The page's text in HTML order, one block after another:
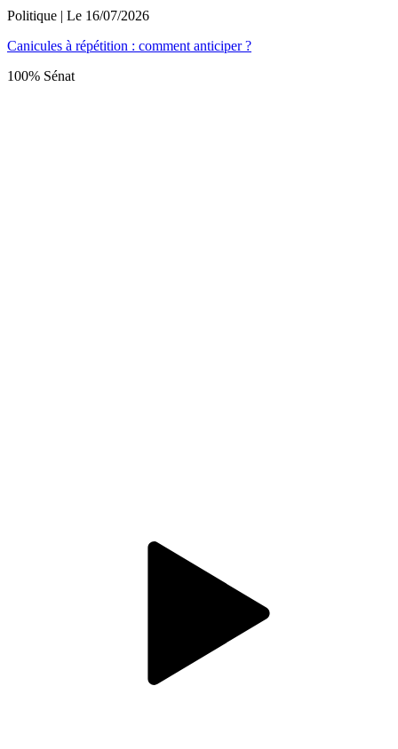
Politique | Le 16/07/2026
Canicules à répétition : comment anticiper ?
100% Sénat